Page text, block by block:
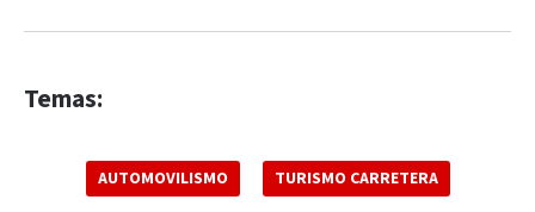
Temas:
AUTOMOVILISMO TURISMO CARRETERA